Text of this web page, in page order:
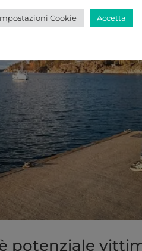
potenziale
Cookie Accetta